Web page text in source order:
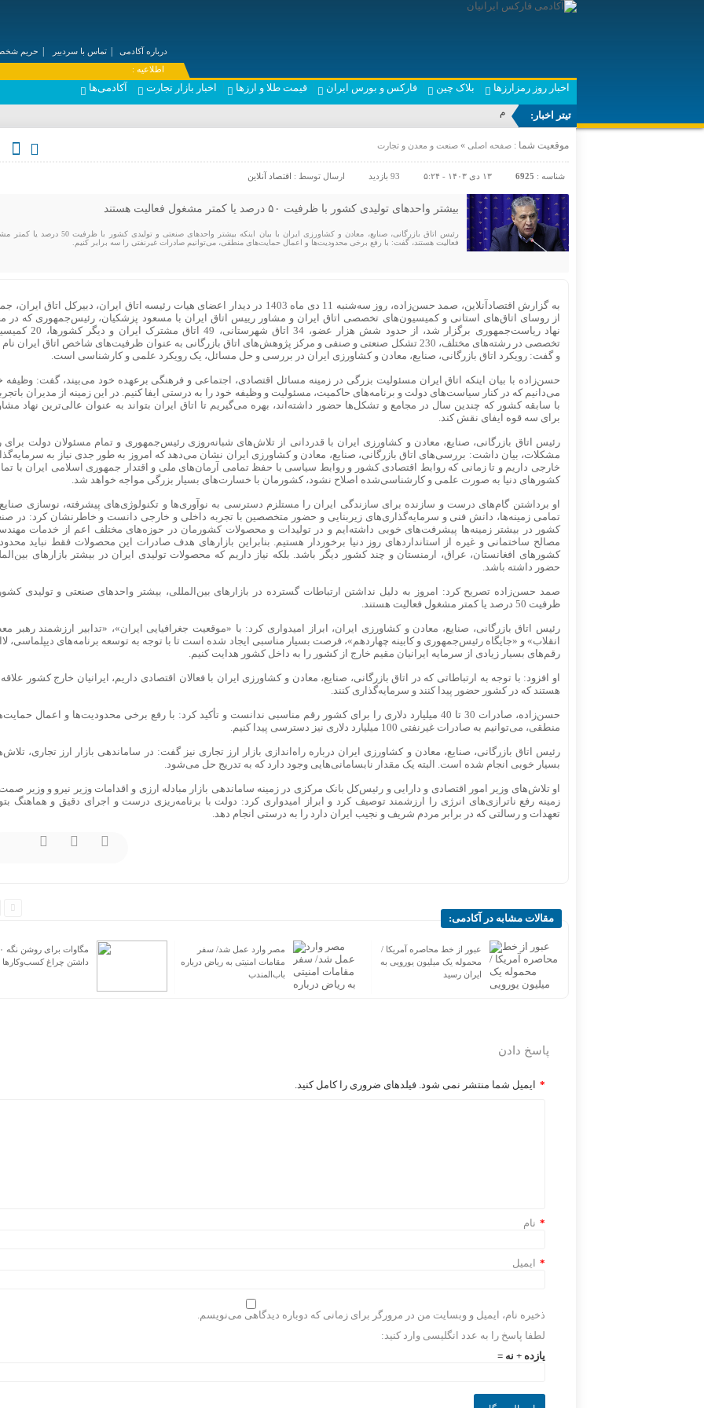
درباره آکادمی تماس با سردبیر
حریم
۞ اطلاعیه :
اخبار روز رمزارزها بلاک چین فارکس و بورس ایران قیمت طلا و ارزها اخبار بازار تجارت آکادمی‌ها
تیتر اخبار: ماجرای اعمال ضریب
موقعیت شما : صفحه اصلی » صنعت و معدن و تجارت
شناسه : 6925 ۱۳ دی ۱۴۰۳ - ۵:۲۴ 93 بازدید ارسال توسط : اقتصاد آنلاین
بیشتر واحدهای تولیدی کشور با ظرفیت ۵۰ درصد یا کمتر مشغول فعالیت هستند
رئیس اتاق بازرگانی، صنایع، معادن و کشاورزی ایران با بیان اینکه بیشتر واحدهای صنعتی و تولیدی کشور با
فعالیت هستند، گفت: با رفع برخی محدودیت‌ها و اعمال حمایت‌های منطقی، می‌توانیم صادرات غیرنفتی را سه برابر کنیم.
به گزارش اقتصادآنلاین، صمد حسن‌زاده، روز سه‌شنبه 11 دی ماه 1403 در دیدار اعضای هیات رئیسه اتاق ایران، دبیرکل اتاق
از روسای اتاق‌های استانی و کمیسیون‌های تخصصی اتاق ایران و مشاور رییس اتاق ایران با مسعود پزشکیان، رئیس‌جمهوری که در
نهاد ریاست‌جمهوری برگزار شد، از حدود شش هزار عضو، 34 اتاق شهرستانی، 49
تخصصی در رشته‌های مختلف، 230 تشکل صنعتی و صنفی و مرکز پژوهش‌های اتاق بازرگانی به عنوان ظرفیت‌های شاخص اتاق ایران
و گفت: رویکرد اتاق بازرگانی، صنایع، معادن و کشاورزی ایران در بررسی و حل مسائل، یک رویکرد علمی و کارشناسی است.
حسن‌زاده با بیان اینکه اتاق ایران مسئولیت بزرگی در زمینه مسائل اقتصادی، اجتماعی و فرهنگی برعهده خود می‌بیند، گفت: وظیفه
می‌دانیم که در کنار سیاست‌های دولت و برنامه‌های حاکمیت، مسئولیت و وظیفه خود را به درستی ایفا کنیم. در این زمینه از مدیران
با سابقه کشور که چندین سال در مجامع و تشکل‌ها حضور داشته‌اند، بهره می‌گیریم تا اتاق ایران بتواند به عنوان عالی‌ترین نهاد
برای سه قوه ایفای نقش کند.
رئیس اتاق بازرگانی، صنایع، معادن و کشاورزی ایران با قدردانی از تلاش‌های شبانه‌روزی رئیس‌جمهوری و تمام مسئولان دولت برای
مشکلات، بیان داشت: بررسی‌های اتاق بازرگانی، صنایع، معادن و کشاورزی ایران نشان می‌دهد که امروز به طور جدی نیاز به
خارجی داریم و تا زمانی که روابط اقتصادی کشور و روابط سیاسی با حفظ تمامی آرمان‌های ملی و اقتدار جمهوری اسلامی ایران با
کشورهای دنیا به صورت علمی و کارشناسی‌شده اصلاح نشود، کشورمان با خسارت‌های بسیار بزرگی مواجه خواهد شد.
او برداشتن گام‌های درست و سازنده برای سازندگی ایران را مستلزم دسترسی به نوآوری‌ها و تکنولوژی‌های پیشرفته، نوسازی
تمامی زمینه‌ها، دانش فنی و سرمایه‌گذاری‌های زیربنایی و حضور متخصصین با تجربه داخلی و خارجی دانست و خاطرنشان کرد: در
کشور در بیشتر زمینه‌ها پیشرفت‌های خوبی داشته‌ایم و در تولیدات و محصولات کشورمان در حوزه‌های مختلف اعم از خدمات
مصالح ساختمانی و غیره از استانداردهای روز دنیا برخوردار هستیم. بنابراین بازارهای هدف صادرات این محصولات فقط نباید
کشورهای افغانستان، عراق، ارمنستان و چند کشور دیگر باشد. بلکه نیاز داریم که محصولات تولیدی ایران در بیشتر بازارهای
حضور داشته باشد.
صمد حسن‌زاده تصریح کرد: امروز به دلیل نداشتن ارتباطات گسترده در بازارهای بین‌المللی، بیشتر واحدهای صنعتی و تولیدی
ظرفیت 50 درصد یا کمتر مشغول فعالیت هستند.
رئیس اتاق بازرگانی، صنایع، معادن و کشاورزی ایران، ابراز امیدواری کرد: با «موقعیت جغرافیایی ایران»، «تدابیر ارزشمند رهبر
انقلاب» و «جایگاه رئیس‌جمهوری و کابینه چهاردهم»، فرصت بسیار مناسبی ایجاد شده است تا با توجه به توسعه برنامه‌های دیپلماسی،
رقم‌های بسیار زیادی از سرمایه ایرانیان مقیم خارج از کشور را به داخل کشور هدایت کنیم.
او افزود: با توجه به ارتباطاتی که در اتاق بازرگانی، صنایع، معادن و کشاورزی ایران با فعالان اقتصادی داریم، ایرانیان خارج کشور
هستند که در کشور حضور پیدا کنند و سرمایه‌گذاری کنند.
حسن‌زاده، صادرات 30 تا 40 میلیارد دلاری را برای کشور رقم مناسبی ندانست و تأکید کرد: با رفع برخی محدودیت‌ها و اعمال
منطقی، می‌توانیم به صادرات غیرنفتی 100 میلیارد دلاری نیز دسترسی پیدا کنیم.
رئیس اتاق بازرگانی، صنایع، معادن و کشاورزی ایران درباره راه‌اندازی بازار ارز تجاری نیز گفت: در ساماندهی بازار ارز تجاری،
بسیار خوبی انجام شده است. البته یک مقدار نابسامانی‌هایی وجود دارد که به تدریج حل می‌شود.
او تلاش‌های وزیر امور اقتصادی و دارایی و رئیس‌کل بانک مرکزی در زمینه ساماندهی بازار مبادله ارزی و اقدامات وزیر نیرو و وزیر
زمینه رفع ناترازی‌های انرژی را ارزشمند توصیف کرد و ابراز امیدواری کرد: دولت با برنامه‌ریزی درست و اجرای دقیق و هماهنگ
تعهدات و رسالتی که در برابر مردم شریف و نجیب ایران دارد را به درستی انجام دهد.
مقالات مشابه در آکادمی:
داشتن چراغ کسب‌وکار‌ها
مصر وارد عمل شد/ سفر
مقامات امنیتی به ریاض درباره
باب‌المندب
عبور از خط محاصره آمریکا /
محموله یک میلیون یورویی به
ایران رسید
پاسخ دادن
ایمیل شما منتشر نمی شود. فیلدهای ضروری را کامل کنید. *
نام *
ایمیل *
ذخیره نام، ایمیل و وبسایت من در مرورگر برای زمانی که دوباره دیدگاهی می‌نویسم.
لطفا پاسخ را به عدد انگلیسی وارد کنید:
یازده + نه =